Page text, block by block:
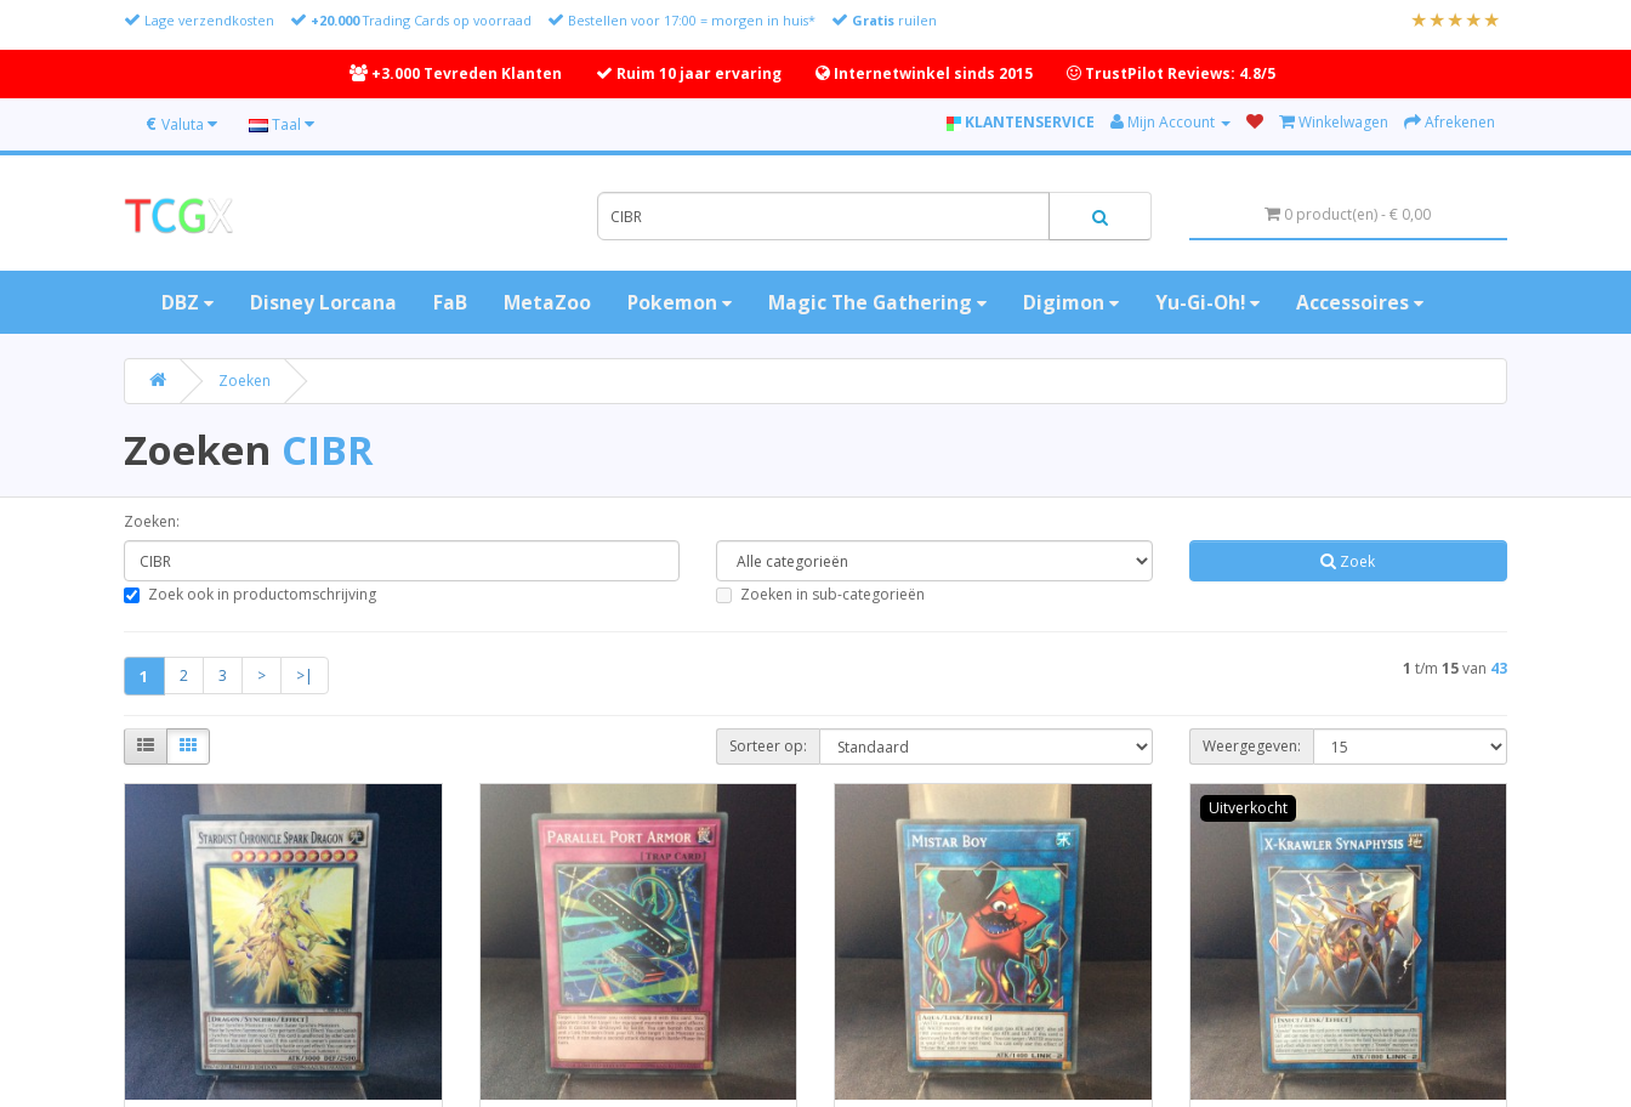
Lage verzendkosten +20.000Trading Cards op voorraad Bestellen voor 17:00 = morgen in huis* Gratis ruilen
+3.000 Tevreden Klanten Ruim 10 jaar ervaring Internetwinkel sinds 2015 TrustPilot Reviews: 4.8/5
€ Valuta Taal KLANTENSERVICE Mijn Account Winkelwagen Afrekenen
0 product(en) - € 0,00
DBZ Disney Lorcana FaB MetaZoo Pokemon Magic The Gathering Digimon Yu-Gi-Oh! Accessoires
Zoeken
Zoeken CIBR
Zoeken:
Zoek ook in productomschrijving Zoeken in sub-categorieën
Zoek
1 2 3 > >| 1 t/m 15van 43
Sorteer op: Weergegeven:
Uitverkocht